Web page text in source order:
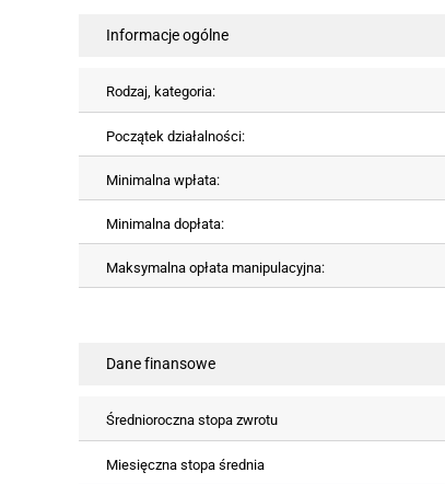
Informacje ogólne
Rodzaj, kategoria:
Początek działalności:
Minimalna wpłata:
Minimalna dopłata:
Maksymalna opłata manipulacyjna:
Dane finansowe
Średnioroczna stopa zwrotu
Miesięczna stopa średnia